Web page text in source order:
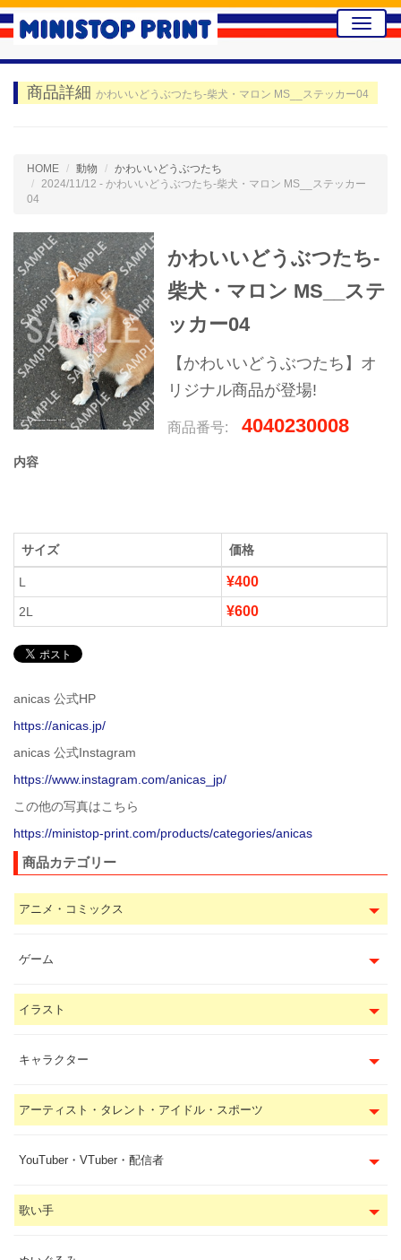
Toggle
商品詳細 かわいいどうぶつたち-柴犬・マロン MS__ステッカー04
HOME 動物
かわいいどうぶつたち
2024/11/12 - かわいいどうぶつたち-柴犬・マロン MS__ステッカー
04
かわいいどうぶつたち-
柴犬・マロン MS__ステ
ッカー04
【かわいいどうぶつたち】オ
リジナル商品が登場!
商品番号: 4040230008
内容
サイズ 価格
L ¥400
2L ¥600
anicas 公式HP
https://anicas.jp/
anicas 公式Instagram
https://www.instagram.com/anicas_jp/
この他の写真はこちら
https://ministop-print.com/products/categories/anicas
商品カテゴリー
アニメ・コミックス
ゲーム
イラスト
キャラクター
アーティスト・タレント・アイドル・スポーツ
YouTuber・VTuber・配信者
歌い手